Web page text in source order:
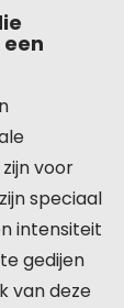
voor
speciaal
intensiteit
gedijen
van deze